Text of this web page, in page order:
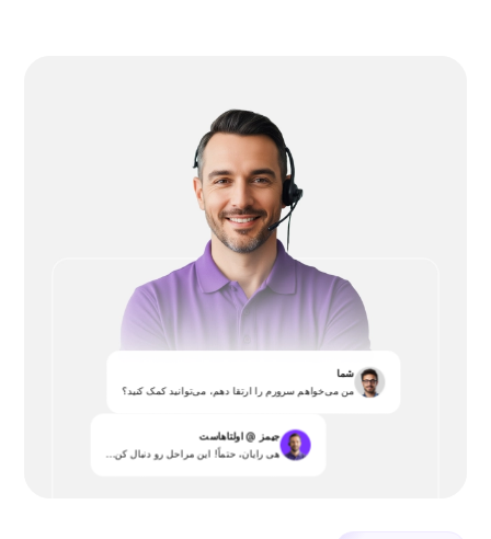
شما
من می‌خواهم سرورم را ارتقا دهم، می‌توانید کمک کنید؟
جیمز @ اولتاهاست
هی رایان، حتماً! این مراحل رو دنبال کن...